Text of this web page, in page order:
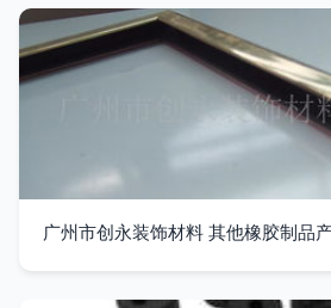
广州市创永装饰材料 其他橡胶制品